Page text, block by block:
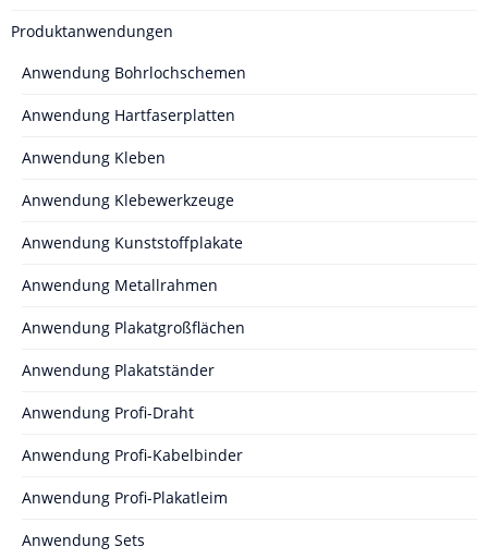
Produktanwendungen
Anwendung Bohrlochschemen
Anwendung Hartfaserplatten
Anwendung Kleben
Anwendung Klebewerkzeuge
Anwendung Kunststoffplakate
Anwendung Metallrahmen
Anwendung Plakatgroßflächen
Anwendung Plakatständer
Anwendung Profi-Draht
Anwendung Profi-Kabelbinder
Anwendung Profi-Plakatleim
Anwendung Sets